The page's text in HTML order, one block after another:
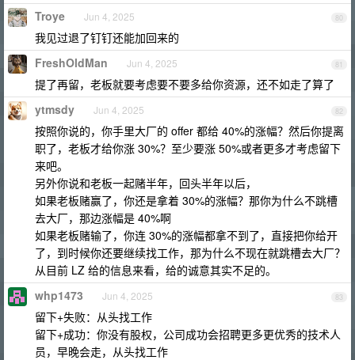
80
Troye Jun 4, 2025
我见过退了钉钉还能加回来的
81
FreshOldMan Jun 4, 2025
提了再留，老板就要考虑要不要多给你资源，还不如走了算了
82
ytmsdy Jun 4, 2025
按照你说的，你手里大厂的 offer 都给 40%的涨幅？然后你提离
职了，老板才给你涨 30%？至少要涨 50%或者更多才考虑留下
来吧。
另外你说和老板一起赌半年，回头半年以后，
如果老板赌赢了，你还是拿着 30%的涨幅？那你为什么不跳槽
去大厂，那边涨幅是 40%啊
如果老板赌输了，你连 30%的涨幅都拿不到了，直接把你给开
了，到时候你还要继续找工作，那为什么不现在就跳槽去大厂？
从目前 LZ 给的信息来看，给的诚意其实不足的。
83
whp1473 Jun 4, 2025
留下+失败：从头找工作
留下+成功：你没有股权，公司成功会招聘更多更优秀的技术人
员，早晚会走，从头找工作